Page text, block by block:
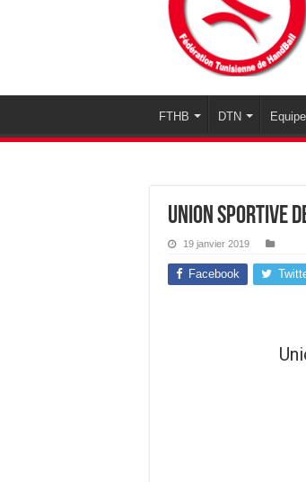
FTHB DTN
Union Sportive
19 janvier 2019
Facebook